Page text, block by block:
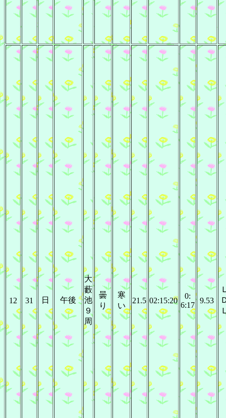
12 31 日 午後
大
藪
池
９
周
曇
り
寒
い
21.5 02:15:20
0:
6:17
9.53